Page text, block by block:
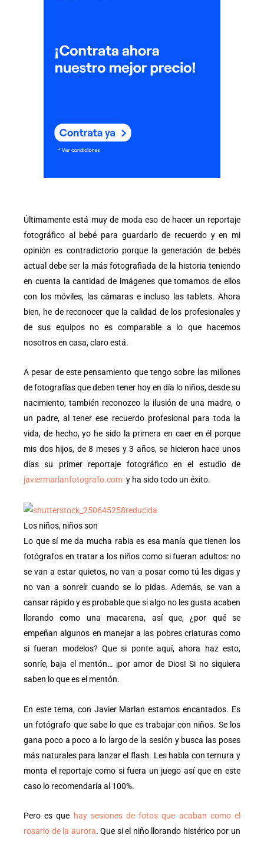
Últimamente está muy de moda eso de hacer un reportaje
fotográfico al bebé para guardarlo de recuerdo y en mi
opinión es contradictorio porque la generación de bebés
actual debe ser la más fotografiada de la historia teniendo
en cuenta la cantidad de imágenes que tomamos de ellos
con los móviles, las cámaras e incluso las tablets. Ahora
bien, he de reconocer que la calidad de los profesionales y
de sus equipos no es comparable a lo que hacemos
nosotros en casa, claro está.
A pesar de este pensamiento que tengo sobre las millones
de fotografías que deben tener hoy en día lo niños, desde su
nacimiento, también reconozco la ilusión de una madre, o
un padre, al tener ese recuerdo profesional para toda la
vida, de hecho, yo he sido la primera en caer en él porque
mis dos hijos, de 8 meses y 3 años, se hicieron hace unos
días su primer reportaje fotográfico en el estudio de
javiermarlanfotografo.com y ha sido todo un éxito.
Los niños, niños son
Lo que sí me da mucha rabia es esa manía que tienen los
fotógrafos en tratar a los niños como si fueran adultos: no
se van a estar quietos, no van a posar como tú les digas y
no van a sonreír cuando se lo pidas. Además, se van a
cansar rápido y es probable que si algo no les gusta acaben
llorando como una macarena, así que, ¿por qué se
empeñan algunos en manejar a las pobres criaturas como
si fueran modelos? Que si ponte aquí, ahora haz esto,
sonríe, baja el mentón… ¡por amor de Dios! Si no siquiera
saben lo que es el mentón.
En este tema, con Javier Marlan estamos encantados. Es
un fotógrafo que sabe lo que es trabajar con niños. Se los
gana poco a poco a lo largo de la sesión y busca las poses
más naturales para lanzar el flash. Les habla con ternura y
monta el reportaje como si fuera un juego así que en este
caso lo recomendaría al 100%.
Pero es que hay sesiones de fotos que acaban como el
rosario de la aurora. Que si el niño llorando histérico por un